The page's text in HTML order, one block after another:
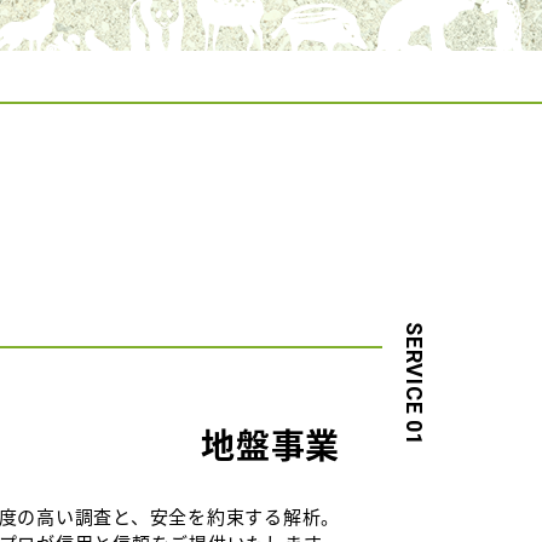
SERVICE 01
地盤事業
の高い調査と、安全を約束する解析。